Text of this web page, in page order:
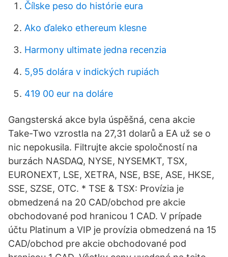
Čílske peso do histórie eura
Ako ďaleko ethereum klesne
Harmony ultimate jedna recenzia
5,95 dolára v indických rupiách
419 00 eur na doláre
Gangsterská akce byla úspěšná, cena akcie
Take-Two vzrostla na 27,31 dolarů a EA už se o
nic nepokusila. Filtrujte akcie spoločností na
burzách NASDAQ, NYSE, NYSEMKT, TSX,
EURONEXT, LSE, XETRA, NSE, BSE, ASE, HKSE,
SSE, SZSE, OTC. * TSE & TSX: Provízia je
obmedzená na 20 CAD/obchod pre akcie
obchodované pod hranicou 1 CAD. V prípade
účtu Platinum a VIP je provízia obmedzená na 15
CAD/obchod pre akcie obchodované pod